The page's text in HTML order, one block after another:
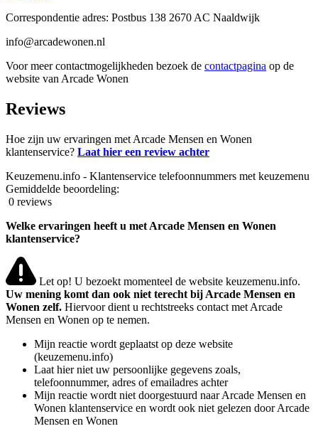
Correspondentie adres: Postbus 138 2670 AC Naaldwijk
info@arcadewonen.nl
Voor meer contactmogelijkheden bezoek de contactpagina op de
website van Arcade Wonen
Reviews
Hoe zijn uw ervaringen met Arcade Mensen en Wonen
klantenservice? Laat hier een review achter
Keuzemenu.info - Klantenservice telefoonnummers met keuzemenu
Gemiddelde beoordeling:
0 reviews
Welke ervaringen heeft u met Arcade Mensen en Wonen
klantenservice?
Let op! U bezoekt momenteel de website keuzemenu.info.
Uw mening komt dan ook niet terecht bij Arcade Mensen en
Wonen zelf. Hiervoor dient u rechtstreeks contact met Arcade
Mensen en Wonen op te nemen.
Mijn reactie wordt geplaatst op deze website
(keuzemenu.info)
Laat hier niet uw persoonlijke gegevens zoals,
telefoonnummer, adres of emailadres achter
Mijn reactie wordt niet doorgestuurd naar Arcade Mensen en
Wonen klantenservice en wordt ook niet gelezen door Arcade
Mensen en Wonen